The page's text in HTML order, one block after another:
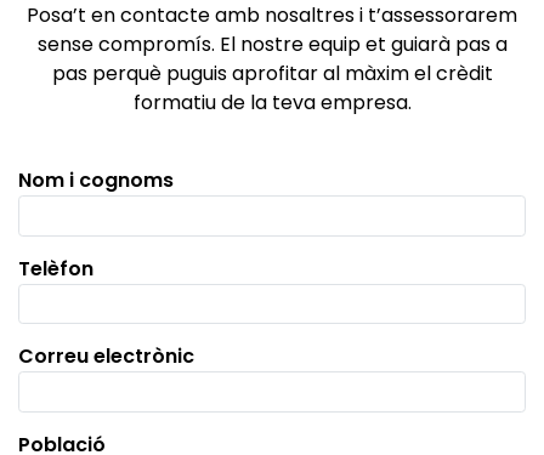
Posa’t en contacte amb nosaltres i t’assessorarem
sense compromís. El nostre equip et guiarà pas a
pas perquè puguis aprofitar al màxim el crèdit
formatiu de la teva empresa.
Nom i cognoms
Telèfon
Correu electrònic
Població